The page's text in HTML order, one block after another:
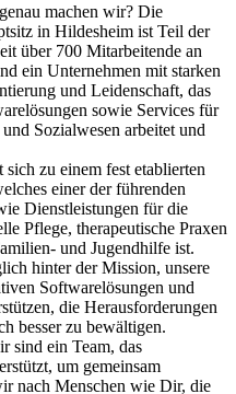
machen wir? Die
in Hildesheim ist Teil der
über 700 Mitarbeitende an
ein Unternehmen mit starken
und Leidenschaft, das
sowie Services für
Sozialwesen arbeitet und
sich zu einem fest etablierten
einer der führenden
Dienstleistungen für die
Pflege, therapeutische Praxen
und Jugendhilfe ist.
hinter der Mission, unsere
Softwarelösungen und
die Herausforderungen
besser zu bewältigen.
sind ein Team, das
um gemeinsam
nach Menschen wie Dir, die